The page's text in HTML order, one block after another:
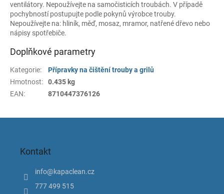
ventilátory. Nepoužívejte na samočisticích troubách. V případě
pochybností postupujte podle pokynů výrobce trouby.
Nepoužívejte na: hliník, měď, mosaz, mramor, natřené dřevo nebo
nápisy spotřebiče.
Doplňkové parametry
Kategorie:
Přípravky na čištění trouby a grilů
Hmotnost:
0.435 kg
EAN: 8710447376126
Kontakt
info@kapaclean.cz
777 499 515